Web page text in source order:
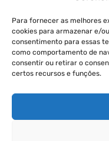
Para fornecer as melhores
cookies para armazenar e/
consentimento para essas
como comportamento de
consentir ou retirar o
certos recursos e funções.
Troquei
Premium
De 250
Que
Quatro
Absurdo